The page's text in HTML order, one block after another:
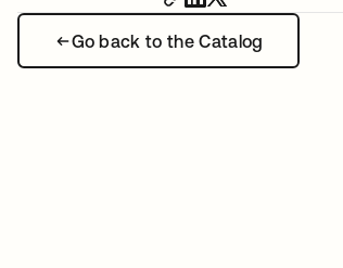
Go back to the Catalog